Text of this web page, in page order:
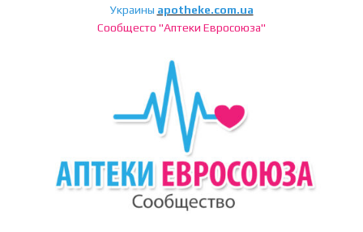
Украины apotheke.com.ua
Сообщесто "Аптеки Евросоюза"